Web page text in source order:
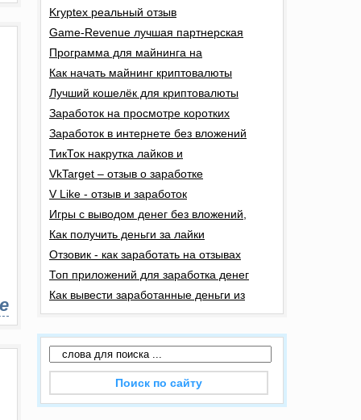
Kryptex реальный отзыв
Game-Revenue лучшая партнерская
Программа для майнинга на
Как начать майнинг криптовалюты
Лучший кошелёк для криптовалюты
Заработок на просмотре коротких
Заработок в интернете без вложений
ТикТок накрутка лайков и
VkTarget – отзыв о заработке
V Like - отзыв и заработок
Игры с выводом денег без вложений,
Как получить деньги за лайки
Отзовик - как заработать на отзывах
Топ приложений для заработка денег
Как вывести заработанные деньги из